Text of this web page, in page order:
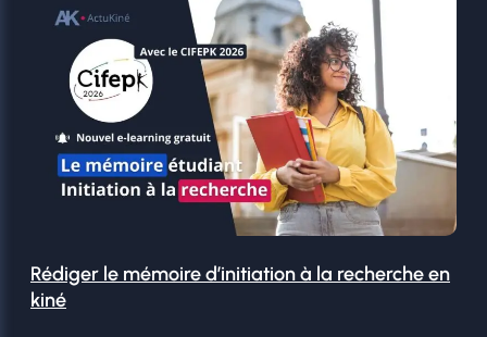
Rédiger le mémoire d’initiation à la recherche en
kiné